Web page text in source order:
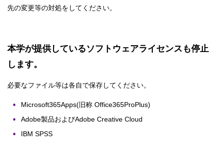
先の変更等の対処をしてください。
本学が提供しているソフトウェアライセンスも停止
します。
必要なファイル等は各自で保存してください。
Microsoft365Apps(旧称 Office365ProPlus)
Adobe製品およびAdobe Creative Cloud
IBM SPSS